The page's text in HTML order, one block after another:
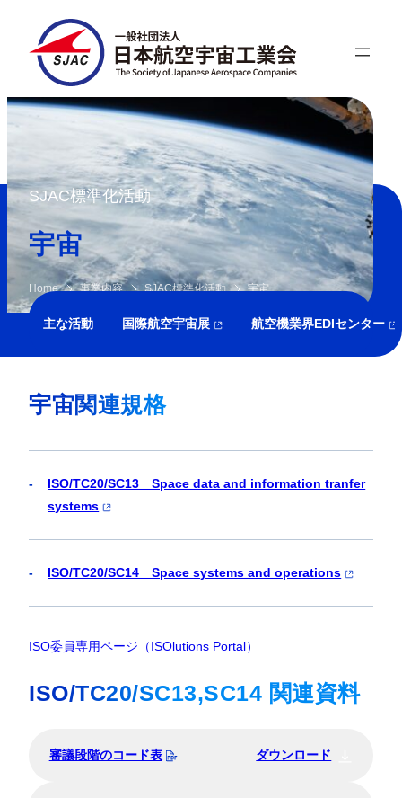
キ
ッ
SJAC標準化活動
宇宙
Home 事業内容 SJAC標準化活動 宇宙
主な活動 国際航空宇宙展 航空機業界EDIセンター
宇宙関連規格
ISO/TC20/SC13 Space data and information tranfer
systems
ISO/TC20/SC14 Space systems and operations
ISO委員専用ページ（ISOlutions Portal）
ISO/TC20/SC13,SC14 関連資料
審議段階のコード表 ダウンロード